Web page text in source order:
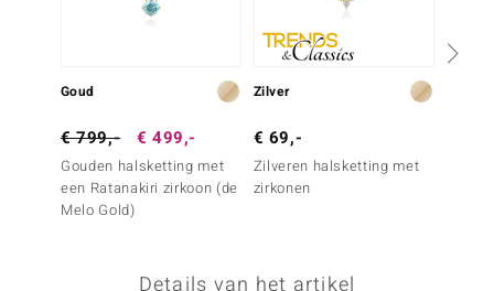
Goud
€ 799,- € 499,-
Gouden halsketting met
een Ratanakiri zirkoon (de
Melo Gold)
Zilver
€ 69,-
Zilveren halsketting met
zirkonen
Details van het artikel